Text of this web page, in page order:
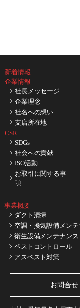
新着情報
企業情報
社長メッセージ
企業理念
社名への想い
支店所在地
CSR
SDGs
社会への貢献
ISO活動
お取引に関する事
項
事業概要
ダクト清掃
空調・換気設備メンテ
衛生設備メンテナンス
ペストコントロール
アスベスト対策
お問合せ